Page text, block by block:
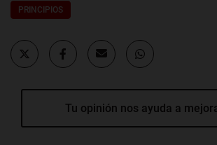
PRINCIPIOS
Tu opinión nos ayuda a